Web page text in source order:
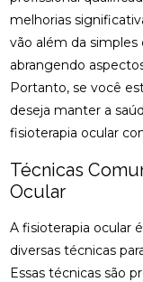
melhorias
vão além da simples
abrangendo
Portanto, se você
deseja manter a
fisioterapia ocular
Técnicas
Ocular
A fisioterapia ocular
diversas técnicas
Essas técnicas são
LOCALIZE
SOBRE O TEMA
COMO A ACUPUNTURA PODE ALIVIAR A
ENXAQUECA DE
COMO A ACUPUNTURA PODE ALIVIAR A
ENXAQUECA E
VIDA
COMO A ACUPUNTURA PODE ALIVIAR A
ENXAQUECA